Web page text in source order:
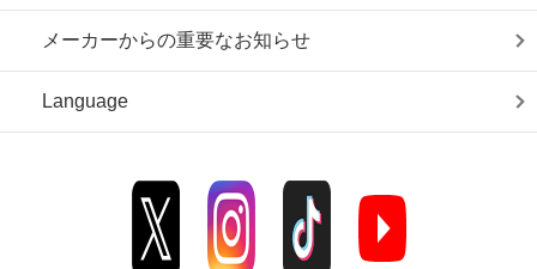
メーカーからの重要なお知らせ
Language